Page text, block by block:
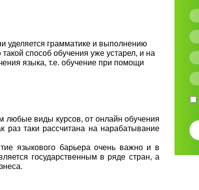
уделяется грамматике и выполнению
способ обучения уже устарел, и на
языка, т.е. обучение при помощи
виды курсов, от онлайн обучения
таки рассчитана на нарабатывание
языкового барьера очень важно и в
государственным в ряде стран, а